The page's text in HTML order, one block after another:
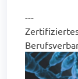
---